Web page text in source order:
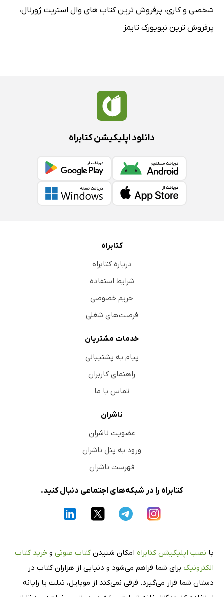
شخصی و کاری، پرفروش ترین کتاب های وال استریت ژورنال،
پرفروش ترین نیویورک تایمز
دانلود اپلیکیشن کتابراه
کتابراه
درباره کتابراه
شرایط استفاده
حریم خصوصی
فرصت‌های شغلی
خدمات مشتریان
پیام به پشتیبانی
راهنمای کاربران
تماس با ما
ناشران
عضویت ناشران
ورود به پنل ناشران
فهرست ناشران
کتابراه را در شبکه‌های اجتماعی دنبال کنید.
با نصب اپلیکیشن کتابراه امکان شنیدن کتاب صوتی و خرید کتاب
الکترونیک برای شما فراهم می‌شود و دنیایی از هزاران کتاب در
دستان شما قرار می‌گیرد. فرقی نمی‌کند از موبایل، تبلت یا رایانه